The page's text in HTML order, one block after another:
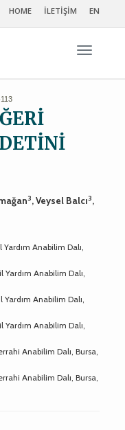
HOME İLETİŞİM EN
3, Veysel Balcı3,
Anabilim Dalı,
Anabilim Dalı,
Anabilim Dalı,
Anabilim Dalı,
Anabilim Dalı, Bursa,
Anabilim Dalı, Bursa,